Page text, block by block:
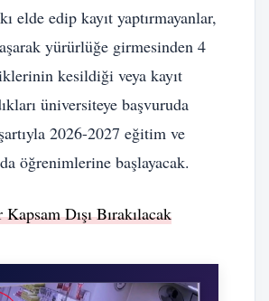
elde edip kayıt yaptırmayanlar,
yürürlüğe girmesinden 4
kesildiği veya kayıt
üniversiteye başvuruda
2026-2027 eğitim ve
öğrenimlerine başlayacak.
Dışı Bırakılacak